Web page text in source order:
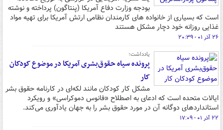
بودجه وزارت دفاع آمریکا (پنتاگون) پرداخته و نوشته
است که بسیاری از خانواده های کارمندان نظامی ارتش آمریکا برای تهیه مواد
غذایی روزانه خود دچار مشکل هستند
۲۶ آذر ۰۱ - ۲۰:۳۹
یادداشت؛
پرونده سیاه حقوق‌بشری آمریکا در موضوع کودکان
کار
مشکل کار کودکان مانند لکه‌ای در کارنامه حقوق بشر
ایالات متحده است که ادعای به اصطلاح «فانوس دموکراسی» و رویکرد
استانداردهای دوگانه آن در مورد حقوق بشر را به جهان یادآوری می‌کند.
۲۲ آذر ۰۱ - ۱۷:۰۹